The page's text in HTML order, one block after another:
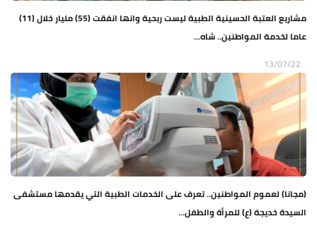
مشاريع العتبة الحسينية الطبية ليست ربحية وانها انفقت (55) مليار خلال (11)
عاما لخدمة المواطنين.. شاه...
13/07/22
(مجانا) لعموم المواطنين.. تعرف على الخدمات الطبية التي يقدمها مستشفى
السيدة خديجة (ع) للمرأة والطفل...